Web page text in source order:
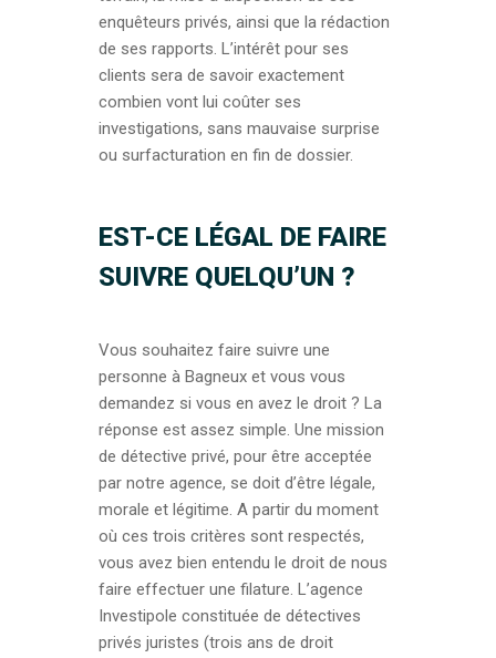
enquêteurs privés, ainsi que la rédaction
de ses rapports. L’intérêt pour ses
clients sera de savoir exactement
combien vont lui coûter ses
investigations, sans mauvaise surprise
ou surfacturation en fin de dossier.
EST-CE LÉGAL DE FAIRE
SUIVRE QUELQU’UN ?
Vous souhaitez faire suivre une
personne à Bagneux et vous vous
demandez si vous en avez le droit ? La
réponse est assez simple. Une mission
de détective privé, pour être acceptée
par notre agence, se doit d’être légale,
morale et légitime. A partir du moment
où ces trois critères sont respectés,
vous avez bien entendu le droit de nous
faire effectuer une filature. L’agence
Investipole constituée de détectives
privés juristes (trois ans de droit